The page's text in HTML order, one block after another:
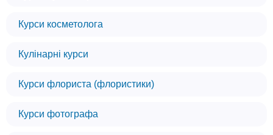
Курси косметолога
Кулінарні курси
Курси флориста (флористики)
Курси фотографа